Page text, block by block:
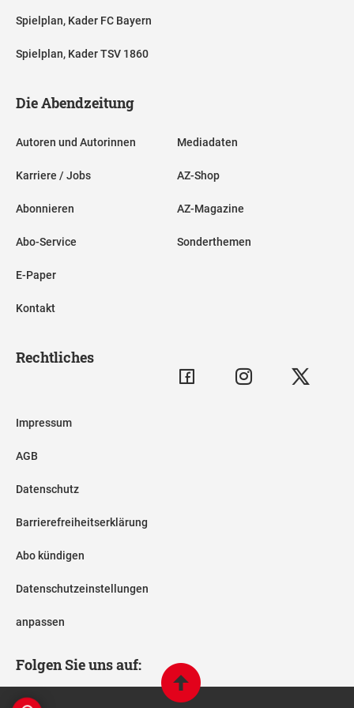
Spielplan, Kader FC Bayern
Spielplan, Kader TSV 1860
Die Abendzeitung
Autoren und Autorinnen
Karriere / Jobs
Abonnieren
Abo-Service
E-Paper
Kontakt
Mediadaten
AZ-Shop
AZ-Magazine
Sonderthemen
Rechtliches
Impressum
AGB
Datenschutz
Barrierefreiheitserklärung
Abo kündigen
Datenschutzeinstellungen
anpassen
Folgen Sie uns auf: